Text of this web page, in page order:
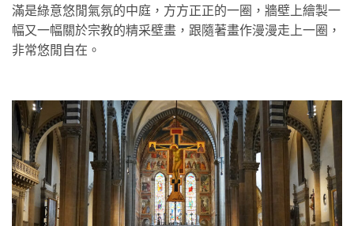
滿是綠意悠閒氣氛的中庭，方方正正的一圈，牆壁上繪製一
幅又一幅關於宗教的精采壁畫，跟隨著畫作漫漫走上一圈，
非常悠閒自在。